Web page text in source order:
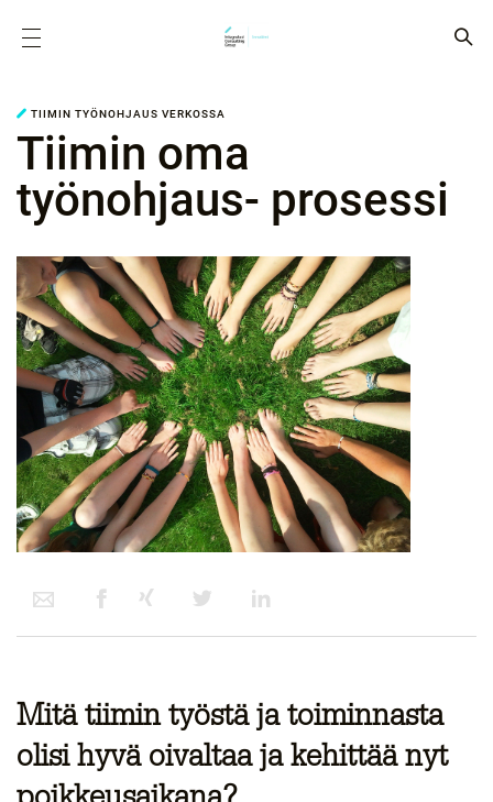
TIIMIN TYÖNOHJAUS VERKOSSA
Tiimin oma
työnohjaus- prosessi
Mitä tiimin työstä ja toiminnasta
olisi hyvä oivaltaa ja kehittää nyt